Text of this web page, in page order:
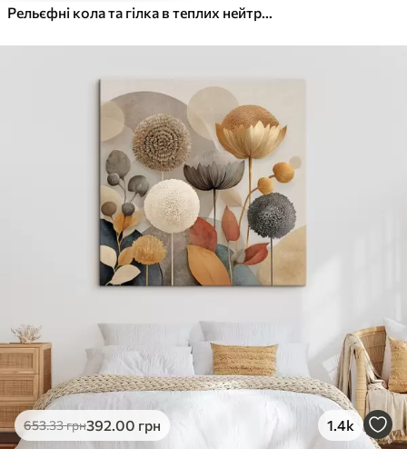
✓Яскраві, насичені кольори
Поверхня з текстурою полотна
Екологічний матеріал
Рельєфні кола та гілка в теплих нейтральних тонах
653.33грн392.00 грн 1.4k